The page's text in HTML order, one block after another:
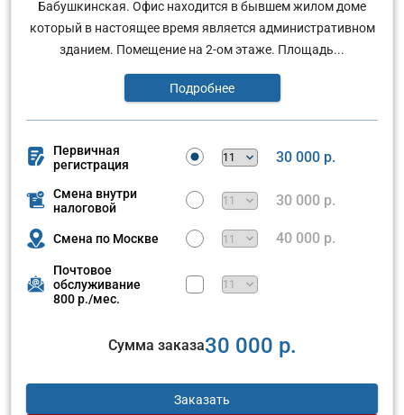
Бабушкинская. Офис находится в бывшем жилом доме
который в настоящее время является административном
зданием. Помещение на 2-ом этаже. Площадь...
Подробнее
Первичная
регистрация
30 000 р.
Смена внутри
налоговой
30 000 р.
Смена по Москве 40 000 р.
Почтовое
обслуживание
800 р./мес.
Сумма заказа30 000 р.
Заказать